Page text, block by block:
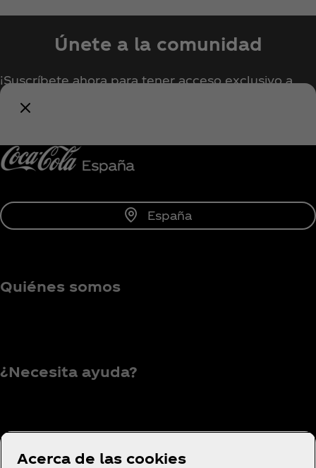
Únete a la comunidad
¡Suscríbete ahora para tener acceso exclusivo a
todo lo relacionado con Coca‑Cola!
España
Quiénes somos
¿Necesita ayuda?
Acerca de las cookies